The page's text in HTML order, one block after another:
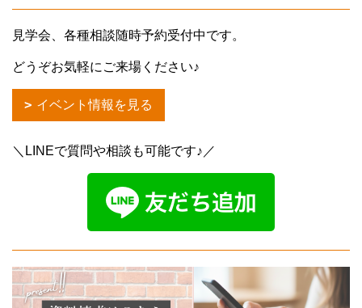
見学会、各種相談随時予約受付中です。
どうぞお気軽にご来場ください♪
イベント情報を見る
＼LINEで質問や相談も可能です♪／